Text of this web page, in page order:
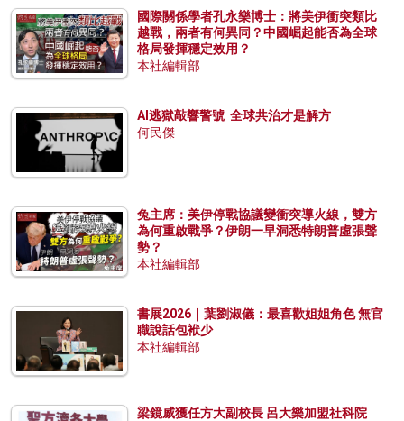
國際關係學者孔永樂博士：將美伊衝突類比
越戰，兩者有何異同？中國崛起能否為全球
格局發揮穩定效用？
本社編輯部
AI逃獄敲響警號 全球共治才是解方
何民傑
兔主席：美伊停戰協議變衝突導火線，雙方
為何重啟戰爭？伊朗一早洞悉特朗普虛張聲
勢？
本社編輯部
書展2026｜葉劉淑儀：最喜歡姐姐角色 無官
職說話包袱少
本社編輯部
梁鏡威獲任方大副校長 呂大樂加盟社科院